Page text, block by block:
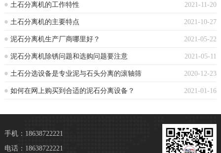
2021-11-20
土石分离机的工作特性
2021-10-27
土石分离机的主要特点
2021-05-22
泥石分离机生产厂商哪里好？
2021-05-11
泥石分离机除锈问题和选购问题要注意
2020-12-23
土石分选设备是专业泥与石头分离的滚轴筛
2021-01-16
如何在网上购买到合适的泥石分离设备？
手机：18638722221
电话：18638722221